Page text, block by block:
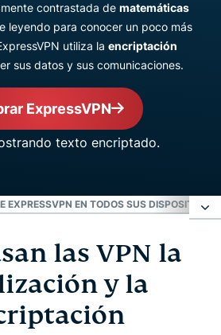
contrastada de matemáticas
leyendo para conocer un poco más
utiliza la encriptación
sus datos y sus comunicaciones.
ExpressVPN
EXPRESSVPN EN TODOS SUS DISPOSITIVOS
la tunelización y la
la encriptación de
las VPN la
y la